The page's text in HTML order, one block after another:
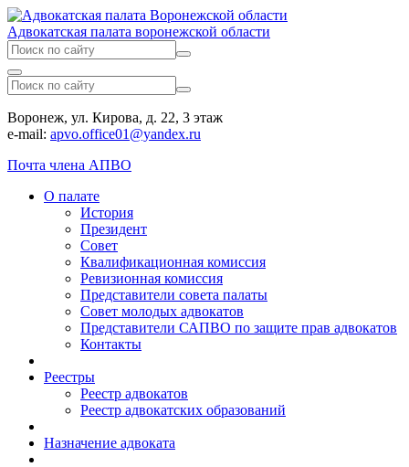
Адвокатская палата воронежской области
Воронеж, ул. Кирова, д. 22, 3 этаж
e-mail: apvo.office01@yandex.ru
Почта члена АПВО
О палате
История
Президент
Совет
Квалификационная комиссия
Ревизионная комиссия
Представители совета палаты
Совет молодых адвокатов
Представители САПВО по защите прав адвокатов
Контакты
Реестры
Реестр адвокатов
Реестр адвокатских образований
Назначение адвоката